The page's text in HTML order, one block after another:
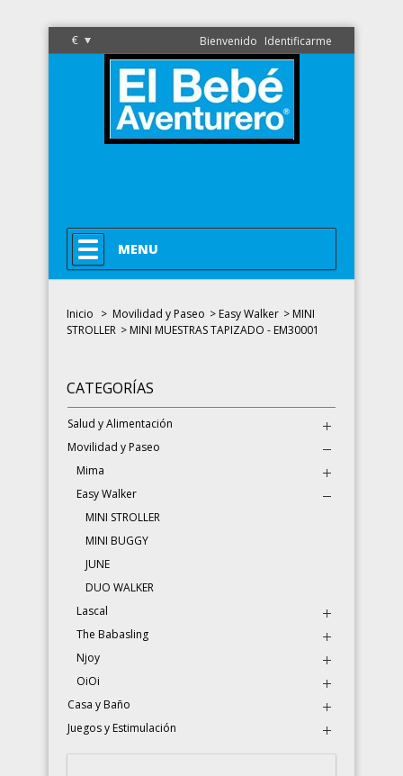
€ Bienvenido Identificarme
MENU
Inicio > Movilidad y Paseo > Easy Walker > MINI
STROLLER > MINI MUESTRAS TAPIZADO - EM30001
CATEGORÍAS
Salud y Alimentación
Movilidad y Paseo
Mima
Easy Walker
MINI STROLLER
MINI BUGGY
JUNE
DUO WALKER
Lascal
The Babasling
Njoy
OiOi
Casa y Baño
Juegos y Estimulación